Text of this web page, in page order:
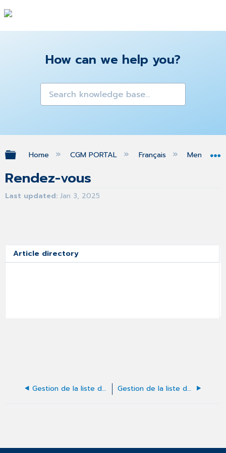
How can we help you?
Expand/collapse global hierarchy
Home CGM PORTAL Français Menu
Rendez-vous
Last updated Jan 3, 2025
Article directory
Gestion de la liste des prises de rendez-vous Gestion de la liste des rendez-vous